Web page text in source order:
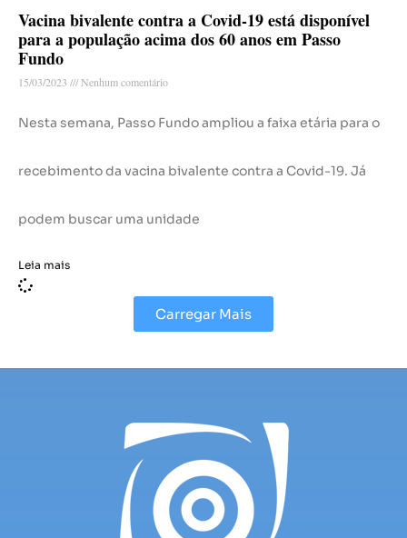
Vacina bivalente contra a Covid-19 está disponível
para a população acima dos 60 anos em Passo
Fundo
15/03/2023 Nenhum comentário
Nesta semana, Passo Fundo ampliou a faixa etária para o
recebimento da vacina bivalente contra a Covid-19. Já
podem buscar uma unidade
Leia mais
Carregar Mais